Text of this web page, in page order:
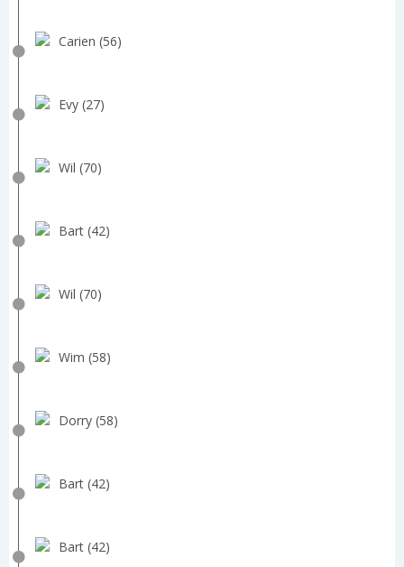
Carien (56)
Evy (27)
Wil (70)
Bart (42)
Wil (70)
Wim (58)
Dorry (58)
Bart (42)
Bart (42)